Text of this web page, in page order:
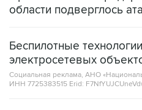
области подверглось
Беспилотные
электросетевых
Социальная реклама, АНО
ИНН 7725383515 Erid: